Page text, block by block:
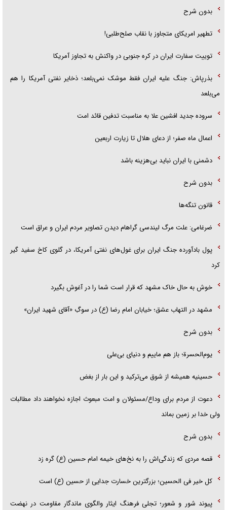
بدون شرح
تطهیر امریکای متجاوز با نقاب صلح‌طلبی!
توییت سفارت ایران در کره جنوبی در واکنش به تجاوز آمریکا
بذرپاش: ‏جنگ علیه ایران فقط موشک نمی‌بلعد؛ ذخایر نفتی آمریکا را هم
می‌بلعد
سروده جدید افشین علا به مناسبت تدفین قائد امت
اعمال ماه صفر؛ از دعای هلال تا زیارت اربعین
دشمنی با ایران نباید بی‌هزینه باشد
بدون شرح
قانون تنگه‌ها
ضرغامی: علت مرگ لیندسی گراهام دیدن تصاویر مردم ایران و عراق است
پول بادآورده جنگ ایران برای غول‌های نفتی آمریکا، در گلوی کاخ سفید گیر
کرد
خوش به حال خاک مشهد که قرار است شما را در آغوش بگیرد
مشهد در التهاب عشق؛ خیابان امام رضا (ع) در سوگِ «آقای شهید ایران»
بدون شرح
یوم‌الحسرة؛ باز هم ماییم و دنیای بی‌علی
حسینیه همیشه از شوق می‌ترکید و این بار از بغض
دعوت از مردم برای وداع/مسئولان و امت مبعوث اجازه نخواهند داد مطالبات
ولی خدا بر زمین بماند
بدون شرح
قصه مردی که زندگی‌اش را به نخ‌های خیمه امام حسین (ع) گره زد
کل خیر فی الحسین؛ بزرگترین خسارت جدایی از حسین (ع) است
پیوند شور و شعور؛ تجلی فرهنگ ایثار والگوی ماندگار مقاومت در نهضت